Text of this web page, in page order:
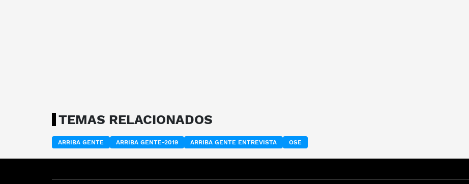
TEMAS RELACIONADOS
ARRIBA GENTE ARRIBA GENTE-2019 ARRIBA GENTE ENTREVISTA OSE